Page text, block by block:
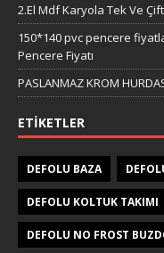
2.El Mdf Karyola Tek Ve
150*140 pvc pencere
Pencere Fiyatı
PASLANMAZ KROM
ETIKETLER
DEFOLU BAZA
DEFOLU KOLTUK TAKIMI
DEFOLU NO FROST